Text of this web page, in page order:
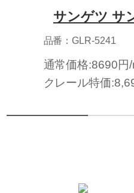
サンゲツ サ
品番：GLR-5241
通常価格:8690円/
クレール特価